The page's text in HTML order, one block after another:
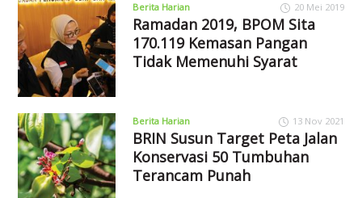
Berita Harian 20 Mei 2019
Ramadan 2019, BPOM Sita
170.119 Kemasan Pangan
Tidak Memenuhi Syarat
Berita Harian 13 Nov 2021
BRIN Susun Target Peta Jalan
Konservasi 50 Tumbuhan
Terancam Punah